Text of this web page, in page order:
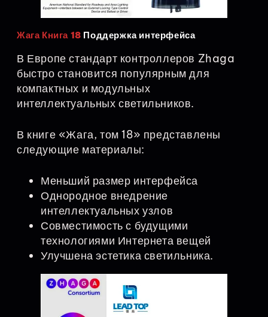
Жага Книга 18 Поддержка интерфейса
В Европе стандарт контроллеров Zhaga
быстро становится популярным для
компактных и модульных
интеллектуальных светильников.
В книге «Жага, том 18» представлены
следующие материалы:
Меньший размер интерфейса
Однородное внедрение
интеллектуальных узлов
Совместимость с будущими
технологиями Интернета вещей
Улучшена эстетика светильника.